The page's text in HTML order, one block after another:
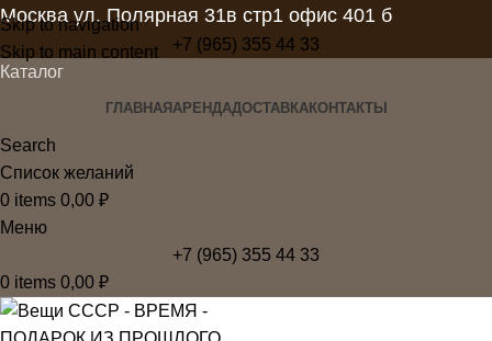
Skip to navigation
Skip to main content
Москва ул. Полярная 31в стр1 офис 401 б
+7 (965) 355 44 33
Каталог
ГЛАВНАЯАРЕНДАДОСТАВКАКОНТАКТЫ
Search
Список желаний
0 items 0,00 ₽
Меню
+7 (965) 355 44 33
0 items 0,00 ₽